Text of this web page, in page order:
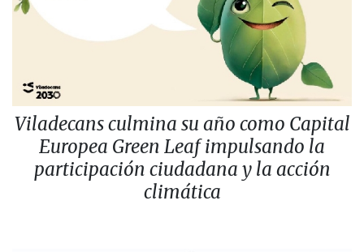
Viladecans culmina su año como Capital
Europea Green Leaf impulsando la
participación ciudadana y la acción
climática